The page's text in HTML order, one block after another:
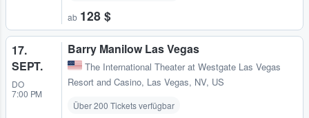
ab 128 $
17.
SEPT.
DO
7:00 PM
Barry Manilow Las Vegas
The International Theater at Westgate Las Vegas
Resort and Casino, Las Vegas, NV, US
Über 200 Tickets verfügbar